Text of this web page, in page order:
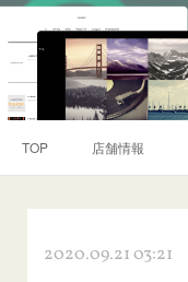
TOP 店舗情報
2020.09.21 03:21